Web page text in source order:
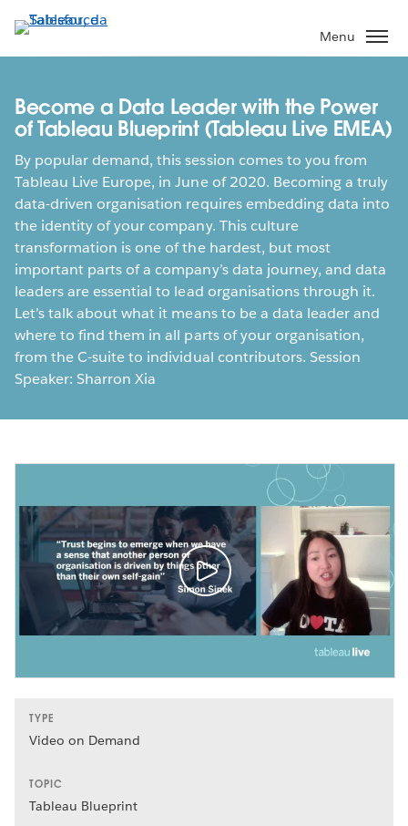
Passa
contenuto
Menu
Become a Data Leader with the Power
of Tableau Blueprint (Tableau Live EMEA)
By popular demand, this session comes to you from
Tableau Live Europe, in June of 2020. Becoming a truly
data-driven organisation requires embedding data into
the identity of your company. This culture
transformation is one of the hardest, but most
important parts of a company’s data journey, and data
leaders are essential to lead organisations through it.
Let’s talk about what it means to be a data leader and
where to find them in all parts of your organisation,
from the C-suite to individual contributors. Session
Speaker: Sharron Xia
TYPE
Video on Demand
TOPIC
Tableau Blueprint